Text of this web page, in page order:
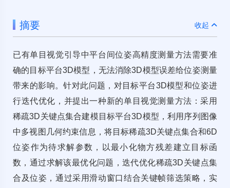
摘要 收起
已有单目视觉引导中平台间位姿高精度测量方法需要准
确的目标平台3D模型，无法消除3D模型误差给位姿测量
带来的影响。针对此问题，对目标平台3D模型和位姿进
行迭代优化，并提出一种新的单目视觉测量方法：采用
稀疏3D关键点集合建模目标平台3D模型，利用序列图像
中多视图几何约束信息，将目标稀疏3D关键点集合和6D
位姿作为待求解参数，以最小化物方残差建立目标函
数，通过求解该最优化问题，迭代优化稀疏3D关键点集
合及位姿，通过采用滑动窗口结合关键帧筛选策略，实